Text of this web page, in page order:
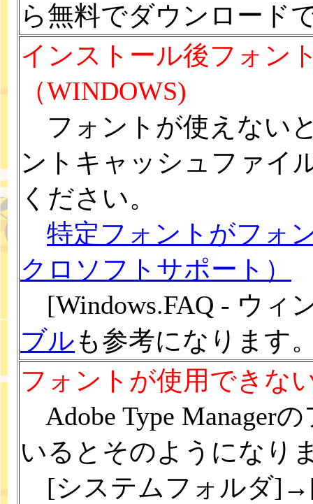
ら無料でダウンロード
インストール後フォン
（WINDOWS)
フォントが使えない
ントキャッシュファイ
ください。
特定フォントがフォ
クロソフトサポート）
[Windows.FAQ - ウィ
ブルも参考になります
フォントが使用できな
Adobe Type Manager
いるとそのようになり
[システムフォルダ]→[